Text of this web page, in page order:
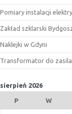
Pomiary instalacji
Zakład szklarski
Naklejki w Gdyni
Transformator do
sierpień 2026
P W